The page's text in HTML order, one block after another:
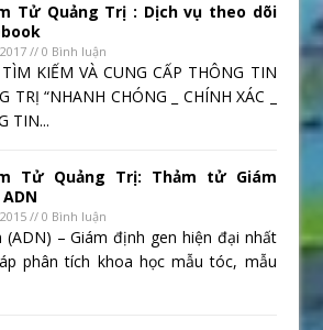
Tử Quảng Trị : Dịch vụ theo dõi
// 0 Bình luận
KIẾM VÀ CUNG CẤP THÔNG TIN
TRỊ “NHANH CHÓNG _ CHÍNH XÁC _
TIN...
Tử Quảng Trị: Thảm tử Giám
// 0 Bình luận
(ADN) – Giám định gen hiện đại nhất
phân tích khoa học mẫu tóc, mẫu